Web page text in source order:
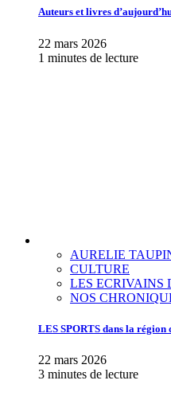
Auteurs et livres
22 mars 2026
1 minutes de lecture
AURELIE
CULTURE
LES ECRIVAINS
NOS
LES SPORTS dans la région
22 mars 2026
3 minutes de lecture